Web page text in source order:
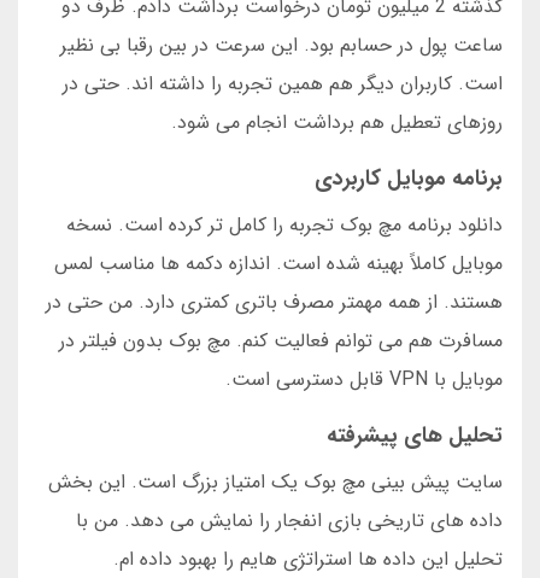
گذشته 2 میلیون تومان درخواست برداشت دادم. ظرف دو
ساعت پول در حسابم بود. این سرعت در بین رقبا بی نظیر
است. کاربران دیگر هم همین تجربه را داشته اند. حتی در
روزهای تعطیل هم برداشت انجام می شود.
برنامه موبایل کاربردی
دانلود برنامه مچ بوک تجربه را کامل تر کرده است. نسخه
موبایل کاملاً بهینه شده است. اندازه دکمه ها مناسب لمس
هستند. از همه مهمتر مصرف باتری کمتری دارد. من حتی در
مسافرت هم می توانم فعالیت کنم. مچ بوک بدون فیلتر در
موبایل با VPN قابل دسترسی است.
تحلیل های پیشرفته
سایت پیش بینی مچ بوک یک امتیاز بزرگ است. این بخش
داده های تاریخی بازی انفجار را نمایش می دهد. من با
تحلیل این داده ها استراتژی هایم را بهبود داده ام.